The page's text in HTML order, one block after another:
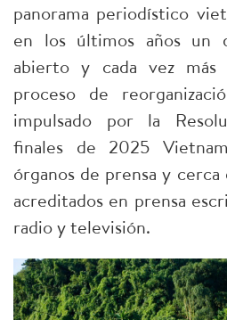
panorama periodístico
en los últimos años un
abierto y cada vez más
proceso de
impulsado por la
finales de 2025
órganos de prensa y
acreditados en prensa
radio y televisión.